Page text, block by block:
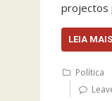
projectos
LEIA MAIS
Política